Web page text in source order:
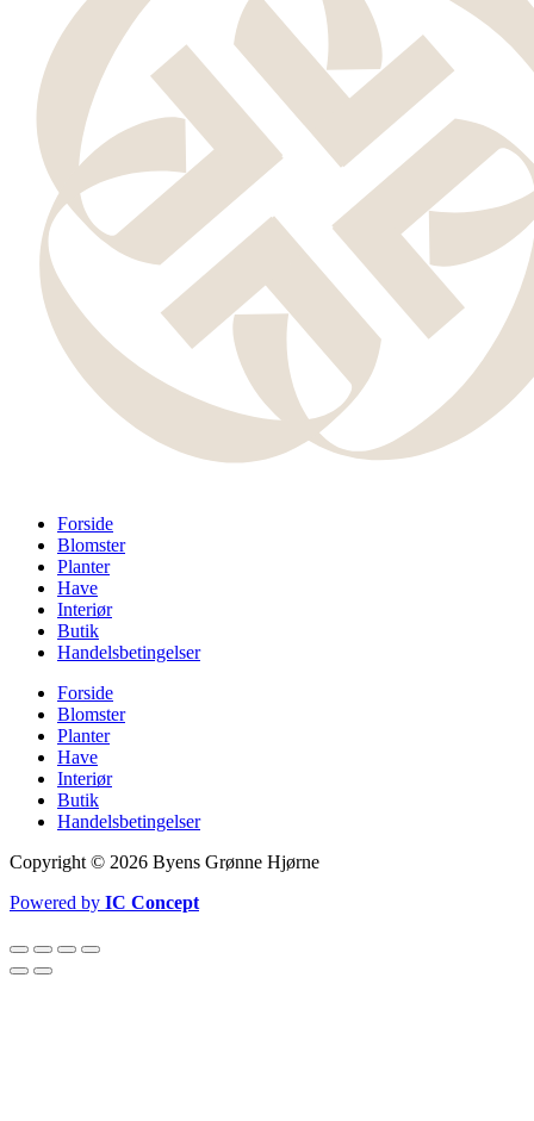
Forside
Blomster
Planter
Have
Interiør
Butik
Handelsbetingelser
Forside
Blomster
Planter
Have
Interiør
Butik
Handelsbetingelser
Copyright © 2026 Byens Grønne Hjørne
Powered by IC Concept